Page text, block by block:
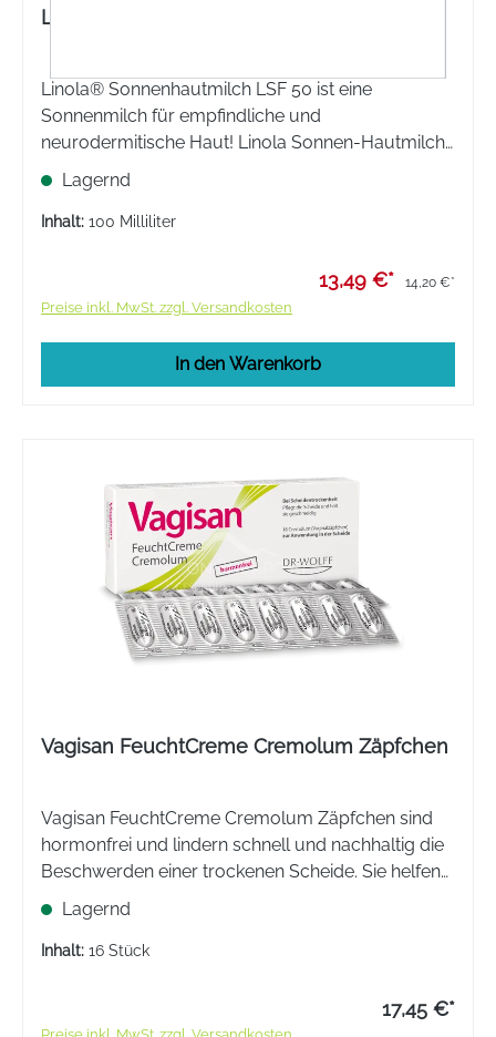
Linola® Sonnenhautmilch
Linola® Sonnenhautmilch LSF 50 ist eine
Sonnenmilch für empfindliche und
neurodermitische Haut! Linola Sonnen-Hautmilch
schützt die Haut sofort vor UV-Strahlen.
Lagernd
Inhalt: 100 Milliliter
13,49 €* 14,20 €*
Preise inkl. MwSt. zzgl. Versandkosten
In den Warenkorb
Vagisan FeuchtCreme Cremolum Zäpfchen
Vagisan FeuchtCreme Cremolum Zäpfchen sind
hormonfrei und lindern schnell und nachhaltig die
Beschwerden einer trockenen Scheide. Sie helfen
gegen Trockenheitsgefühl, Brennen, Juckreiz und
Schmerzen beim Sex.
Lagernd
Inhalt: 16 Stück
17,45 €*